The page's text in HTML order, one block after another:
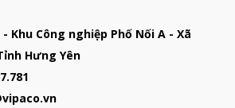
Khu Công nghiệp Phố Nối A - Xã
Hưng Yên